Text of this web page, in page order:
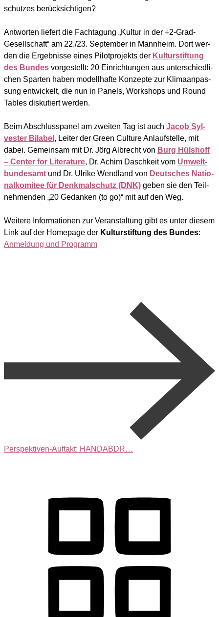
schut­zes berück­sich­ti­gen?
Ant­wor­ten lie­fert die Fach­ta­gung „Kul­tur in der +2‑Grad-
Gesell­schaft“ am 22./23. Sep­tem­ber in Mann­heim. Dort wer­
den die Ergeb­nis­se eines Pilot­pro­jekts der Kul­tur­stif­tung
des Bun­des vor­ge­stellt: 20 Ein­rich­tun­gen aus unter­schied­li­
chen Spar­ten haben modell­haf­te Kon­zep­te zur Kli­ma­an­pas­
sung ent­wi­ckelt, die nun in Panels, Work­shops und Round
Tables dis­ku­tiert wer­den.
Beim Abschluss­pa­nel am zwei­ten Tag ist auch Jacob Syl­
ves­ter Bila­bel, Lei­ter der Green Cul­tu­re Anlauf­stel­le, mit
dabei. Gemein­sam mit Dr. Jörg Albrecht von Burg Hüls­hoff
– Cen­ter for Lite­ra­tu­re, Dr. Achim Dasch­keit vom Umwelt­
bun­des­amt und Dr. Ulri­ke Wend­land von Deut­sches Natio­
nal­ko­mi­tee für Denk­mal­schutz (DNK) geben sie den Teil­
neh­men­den „20 Gedan­ken (to go)“ mit auf den Weg.
Wei­te­re Infor­ma­tio­nen zur Ver­an­stal­tung gibt es unter die­sem
Link auf der Home­page der Kul­tur­stif­tung des Bun­des:
Anmel­dung und Pro­gramm
Perspektiven-Auftakt: HANDABDR…